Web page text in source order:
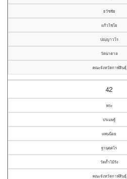
ธวัชชัย
แก้วไชโย
ปญฺญาวโร
วัดนาตาล
คณะจังหวัดกาฬสินธุ์
42
พระ
ปรเมษฐ์
แพนน้อย
ฐานุตฺตโร
วัดถ้ำไม้รัง
คณะจังหวัดกาฬสินธุ์